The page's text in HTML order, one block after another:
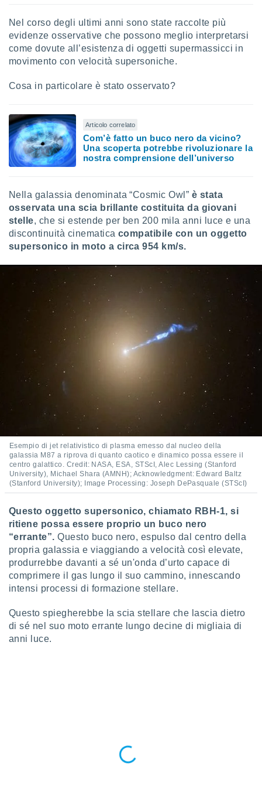
quali la
su
web,
e
dati
sulla
al quale
Per
tuo
dei
facendo
dei
dati
la
della
creare
per
Nel corso degli ultimi anni sono state raccolte più
evidenze osservative che possono meglio interpretarsi
come dovute all’esistenza di oggetti supermassicci in
movimento con velocità supersoniche.
Cosa in particolare è stato osservato?
Articolo correlato
Com’è fatto un buco nero da vicino?
Una scoperta potrebbe rivoluzionare la
nostra comprensione dell’universo
Nella galassia denominata “Cosmic Owl” è stata
osservata una scia brillante costituita da giovani
stelle, che si estende per ben 200 mila anni luce e una
discontinuità cinematica compatibile con un oggetto
supersonico in moto a circa 954 km/s.
Esempio di jet relativistico di plasma emesso dal nucleo della
galassia M87 a riprova di quanto caotico e dinamico possa essere il
centro galattico. Credit: NASA, ESA, STScI, Alec Lessing (Stanford
University), Michael Shara (AMNH); Acknowledgment: Edward Baltz
(Stanford University); Image Processing: Joseph DePasquale (STScI)
Questo oggetto supersonico, chiamato RBH-1, si
ritiene possa essere proprio un buco nero
“errante”. Questo buco nero, espulso dal centro della
propria galassia e viaggiando a velocità così elevate,
produrrebbe davanti a sé un'onda d’urto capace di
comprimere il gas lungo il suo cammino, innescando
intensi processi di formazione stellare.
Questo spiegherebbe la scia stellare che lascia dietro
di sé nel suo moto errante lungo decine di migliaia di
anni luce.